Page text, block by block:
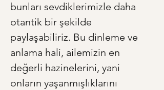
bunları sevdiklerimizle daha
otantik bir şekilde
paylaşabiliriz. Bu dinleme ve
anlama hali, ailemizin en
değerli hazinelerini, yani
onların yaşanmışlıklarını